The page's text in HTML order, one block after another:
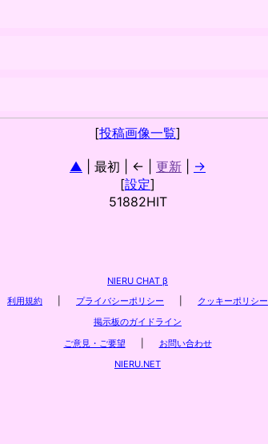
[投稿画像一覧]
▲ | 最初 | ← | 更新
→
[設定]
51882HIT
NIERU CHAT β
利用規約
プライバシーポリシー
クッキーポリシー
掲示板のガイドライン
ご意見・ご要望
お問い合わせ
NIERU.NET